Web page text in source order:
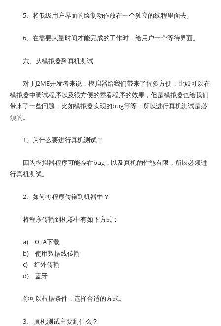
5、将低级用户界面的绘制动作放在一个独立的线程里面去。
6、在需要大量时间才能完成的工作时，给用户一个等待界面。
六、从模拟器到真机测试
对于J2ME开发者来说，模拟器给我们带来了很多方便，比如可以在
模拟器中调试程序以及很方便的察看程序的效果，但是模拟器也给我们
带来了一些问题，比如模拟器实现的bug等等，所以进行真机测试是必
须的。
1、为什么要进行真机测试？
因为模拟器程序可能存在bug，以及真机的性能有限，所以必须进
行真机测试。
2、如何将程序传输到机器中？
将程序传输到机器中有如下方式：
a) OTA下载
b) 使用数据线传输
c) 红外传输
d) 蓝牙
你可以根据条件，选择合适的方式。
3、 真机测试主要测什么？